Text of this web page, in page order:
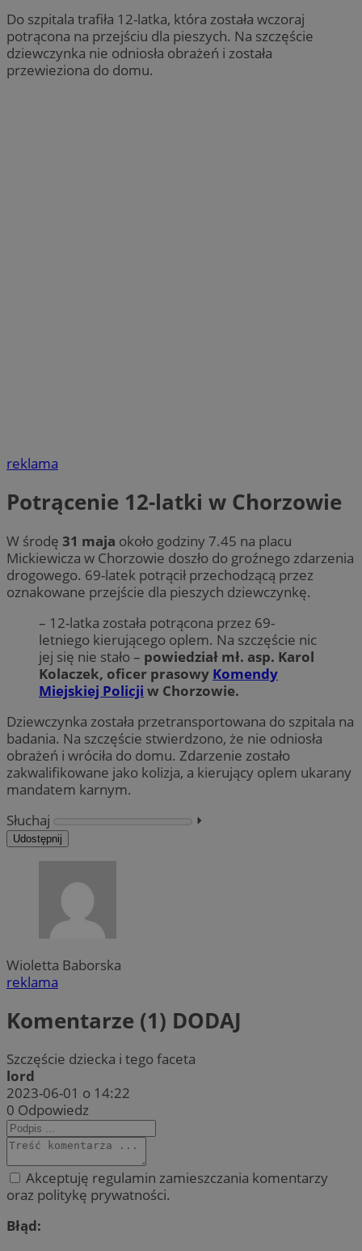
Do szpitala trafiła 12-latka, która została wczoraj
potrącona na przejściu dla pieszych. Na szczęście
dziewczynka nie odniosła obrażeń i została
przewieziona do domu.
reklama
Potrącenie 12-latki w Chorzowie
W środę 31 maja około godziny 7.45 na placu
Mickiewicza w Chorzowie doszło do groźnego zdarzenia
drogowego. 69-latek potrącił przechodzącą przez
oznakowane przejście dla pieszych dziewczynkę.
– 12-latka została potrącona przez 69-
letniego kierującego oplem. Na szczęście nic
jej się nie stało – powiedział mł. asp. Karol
Kolaczek, oficer prasowy Komendy
Miejskiej Policji w Chorzowie.
Dziewczynka została przetransportowana do szpitala na
badania. Na szczęście stwierdzono, że nie odniosła
obrażeń i wróciła do domu. Zdarzenie zostało
zakwalifikowane jako kolizja, a kierujący oplem ukarany
mandatem karnym.
Słuchaj
⏵︎
Udostępnij
Wioletta Baborska
reklama
Komentarze (1) DODAJ
Szczęście dziecka i tego faceta
lord
2023-06-01 o 14:22
0 Odpowiedz
Akceptuję regulamin zamieszczania komentarzy
oraz politykę prywatności.
Błąd: